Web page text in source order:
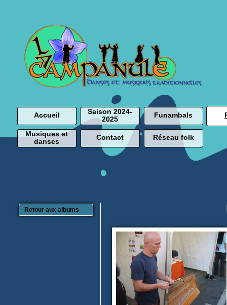
Accueil
Saison 2024-
2025
Funambals
Musiques et
danses
Contact Réseau folk
Retour aux albums